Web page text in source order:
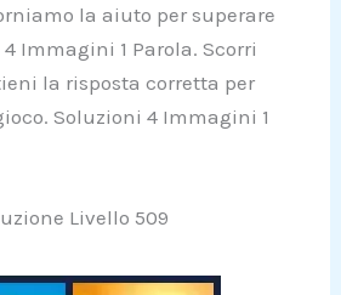
la aiuto per superare
Immagini 1 Parola. Scorri
la risposta corretta per
Soluzioni 4 Immagini 1
Livello 509